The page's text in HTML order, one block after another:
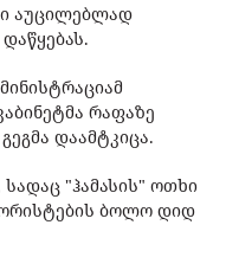
აუცილებლად
რაფაზე
დაამტკიცა.
"ჰამასის" ოთხი
ბოლო დიდ